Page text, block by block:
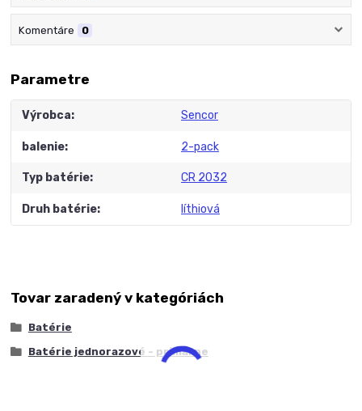
Komentáre 0
Parametre
Výrobca Sencor
balenie 2-pack
Typ batérie CR 2032
Druh batérie líthiová
Tovar zaradený v kategóriách
Batérie
Batérie jednorazové - primárne